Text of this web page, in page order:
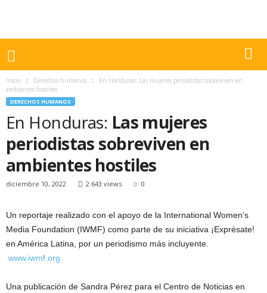
Inicio Derechos humanos
En Honduras: Las mujeres periodistas sobreviven en
ambientes hostiles
DERECHOS HUMANOS
En Honduras: Las mujeres
periodistas sobreviven en
ambientes hostiles
diciembre 10, 2022 2.643 views 0
Un reportaje realizado con el apoyo de la International Women’s
Media Foundation (IWMF) como parte de su iniciativa ¡Exprésate!
en América Latina, por un periodismo más incluyente.
www.iwmf.org
Una publicación de Sandra Pérez para el Centro de Noticias en